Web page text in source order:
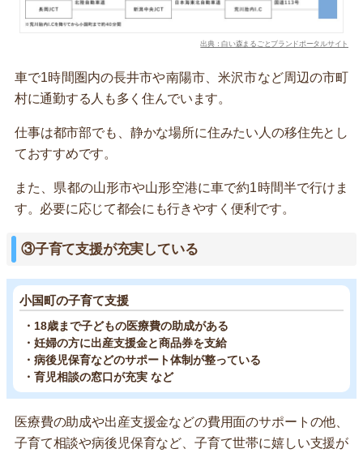
出典：白い森まるごとブランドポータルサイト
車で1時間圏内の長井市や南陽市、米沢市など周辺の市町
村に通勤する人も多く住んでいます。
仕事は都市部でも、静かな場所に住みたい人の移住先とし
ておすすめです。
また、県都の山形市や山形空港に車で約1時間半で行けま
す。必要に応じて都会にも行きやすく便利です。
③子育て支援が充実している
小国町の子育て支援
・18歳まで子どもの医療費の助成がある
・妊婦の方に出産支援金と商品券を支給
・病後児保育などのサポート体制が整っている
・育児相談の窓口が充実 など
医療費の助成や出産支援金などの費用面のサポートの他、
子育て相談や病後児保育など、子育て世帯に嬉しい支援が